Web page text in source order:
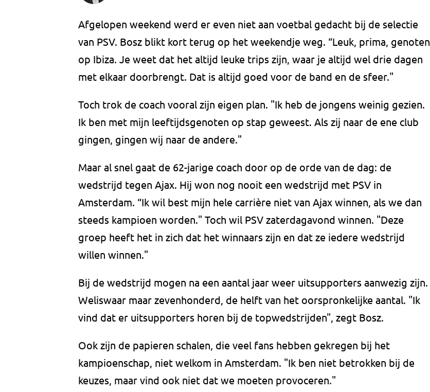
Afgelopen weekend werd er even niet aan voetbal gedacht bij de selectie
van PSV. Bosz blikt kort terug op het weekendje weg. “Leuk, prima, genoten
op Ibiza. Je weet dat het altijd leuke trips zijn, waar je altijd wel drie dagen
met elkaar doorbrengt. Dat is altijd goed voor de band en de sfeer."
Toch trok de coach vooral zijn eigen plan. "Ik heb de jongens weinig gezien.
Ik ben met mijn leeftijdsgenoten op stap geweest. Als zij naar de ene club
gingen, gingen wij naar de andere."
Maar al snel gaat de 62-jarige coach door op de orde van de dag: de
wedstrijd tegen Ajax. Hij won nog nooit een wedstrijd met PSV in
Amsterdam. “Ik wil best mijn hele carrière niet van Ajax winnen, als we dan
steeds kampioen worden." Toch wil PSV zaterdagavond winnen. "Deze
groep heeft het in zich dat het winnaars zijn en dat ze iedere wedstrijd
willen winnen."
Bij de wedstrijd mogen na een aantal jaar weer uitsupporters aanwezig zijn.
Weliswaar maar zevenhonderd, de helft van het oorspronkelijke aantal. "Ik
vind dat er uitsupporters horen bij de topwedstrijden", zegt Bosz.
Ook zijn de papieren schalen, die veel fans hebben gekregen bij het
kampioenschap, niet welkom in Amsterdam. "Ik ben niet betrokken bij de
keuzes, maar vind ook niet dat we moeten provoceren."